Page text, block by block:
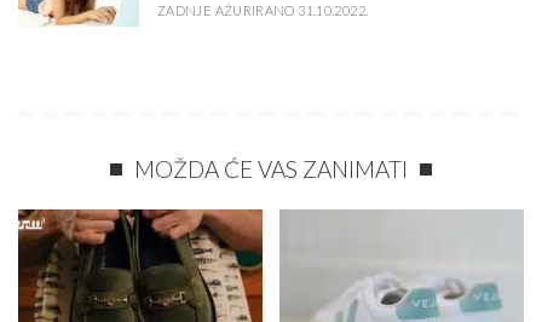
ZADNJE AŽURIRANO 31.10.2022.
MOŽDA ĆE VAS ZANIMATI